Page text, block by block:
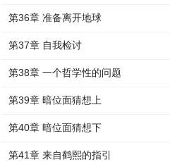
第36章 准备离开地球
第37章 自我检讨
第38章 一个哲学性的问题
第39章 暗位面猜想上
第40章 暗位面猜想下
第41章 来自鹤熙的指引